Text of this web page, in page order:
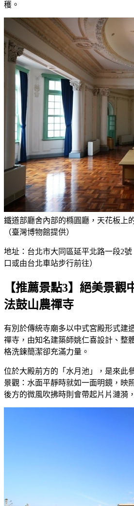
穫。
鐵道部廳舍內部的橢圓廳，天花板上
（臺灣博物館提供）
地址：台北市大同區延平北路一段2
口或由台北車站步行前往）
【推薦景點3】絕美景觀
法鼓山農禪寺
有別於傳統寺廟多以中式宮殿形式建
禪寺，由知名建築師姚仁喜設計、整
格洗鍊簡潔卻充滿力量。
位於大殿前方的「水月池」，是來此
景觀：水面平靜時就如一面明鏡，映
後方的微風吹拂時則會帶起片片漣漪